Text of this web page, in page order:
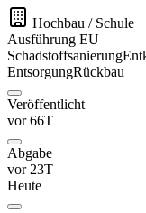
Hochbau / Schule
Ausführung EU
Schadstoffsanierung
EntsorgungRückbau
Veröffentlicht
vor 66T
Abgabe
vor 23T
Heute